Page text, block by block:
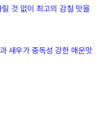
것 없이 최고의 감칠 맛을
새우가 중독성 강한 매운맛